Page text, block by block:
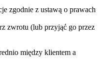
zgodnie z ustawą o prawach
zwrotu (lub przyjąć go przez
między klientem a